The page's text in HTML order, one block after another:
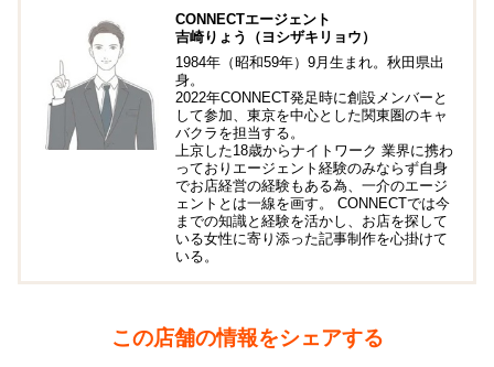
CONNECTエージェント
吉崎りょう（ヨシザキリョウ）
1984年（昭和59年）9月生まれ。秋田県出
身。
2022年CONNECT発足時に創設メンバーと
して参加、東京を中心とした関東圏のキャ
バクラを担当する。
上京した18歳からナイトワーク 業界に携わ
っておりエージェント経験のみならず自身
でお店経営の経験もある為、一介のエージ
ェントとは一線を画す。 CONNECTでは今
までの知識と経験を活かし、お店を探して
いる女性に寄り添った記事制作を心掛けて
いる。
この店舗の情報をシェアする